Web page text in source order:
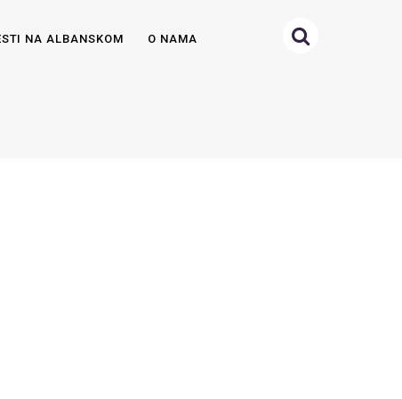
NA ALBANSKOM O NAMA